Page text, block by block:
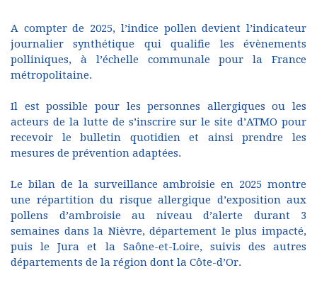
A compter de 2025, l’indice pollen devient l’indicateur
journalier synthétique qui qualifie les évènements
polliniques, à l’échelle communale pour la France
métropolitaine.
Il est possible pour les personnes allergiques ou les
acteurs de la lutte de s’inscrire sur le site d’ATMO pour
recevoir le bulletin quotidien et ainsi prendre les
mesures de prévention adaptées.
Le bilan de la surveillance ambroisie en 2025 montre
une répartition du risque allergique d’exposition aux
pollens d’ambroisie au niveau d’alerte durant 3
semaines dans la Nièvre, département le plus impacté,
puis le Jura et la Saône-et-Loire, suivis des autres
départements de la région dont la Côte-d’Or.